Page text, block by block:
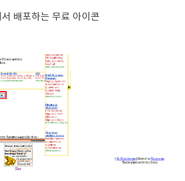
배포하는 무료 아이콘